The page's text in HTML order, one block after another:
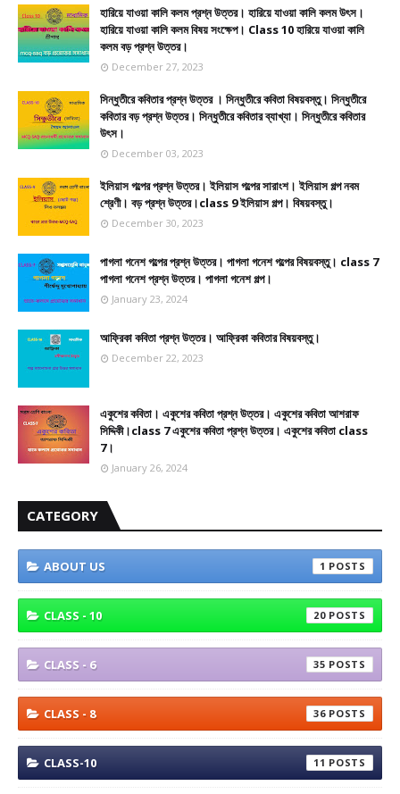
হারিয়ে যাওয়া কালি কলম প্রশ্ন উত্তর। হারিয়ে যাওয়া কালি কলম উৎস।
হারিয়ে যাওয়া কালি কলম বিষয় সংক্ষেপ। Class 10 হারিয়ে যাওয়া কালি
কলম বড় প্রশ্ন উত্তর।
December 27, 2023
সিন্ধুতীরে কবিতার প্রশ্ন উত্তর । সিন্ধুতীরে কবিতা বিষয়বস্তু। সিন্ধুতীরে
কবিতার বড় প্রশ্ন উত্তর। সিন্ধুতীরে কবিতার ব্যাখ্যা। সিন্ধুতীরে কবিতার
উৎস।
December 03, 2023
ইলিয়াস গল্পের প্রশ্ন উত্তর। ইলিয়াস গল্পের সারাংশ। ইলিয়াস গল্প নবম
শ্রেণী। বড় প্রশ্ন উত্তর।class 9 ইলিয়াস গল্প। বিষয়বস্তু।
December 30, 2023
পাগলা গনেশ গল্পের প্রশ্ন উত্তর। পাগলা গনেশ গল্পের বিষয়বস্তু। class 7
পাগলা গনেশ প্রশ্ন উত্তর। পাগলা গনেশ গল্প।
January 23, 2024
আফ্রিকা কবিতা প্রশ্ন উত্তর। আফ্রিকা কবিতার বিষয়বস্তু।
December 22, 2023
একুশের কবিতা। একুশের কবিতা প্রশ্ন উত্তর। একুশের কবিতা আশরাফ
সিদ্দিকী।class 7 একুশের কবিতা প্রশ্ন উত্তর। একুশের কবিতা class
7।
January 26, 2024
CATEGORY
ABOUT US 1
CLASS - 10 20
CLASS - 6 35
CLASS - 8 36
CLASS-10 11